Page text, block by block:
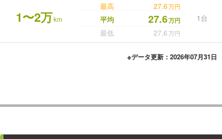
1〜2万km
最高 27.6万円
1台
平均 27.6万円
最低 27.6万円
※データ更新：2026年07月31日